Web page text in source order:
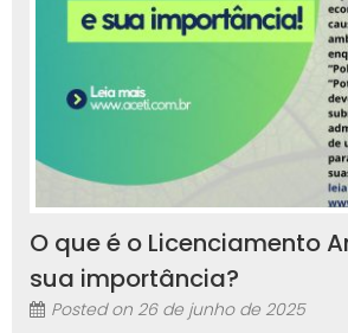
O que é o Licenciamento
sua importância?
Posted on 26 de junho de 2025